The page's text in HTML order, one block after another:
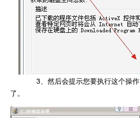
3、然后会提示您要执行这个操作
了。